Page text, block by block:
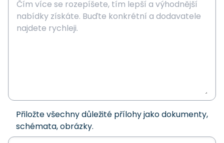
Přiložte všechny důležité přílohy jako dokumenty,
schémata, obrázky.